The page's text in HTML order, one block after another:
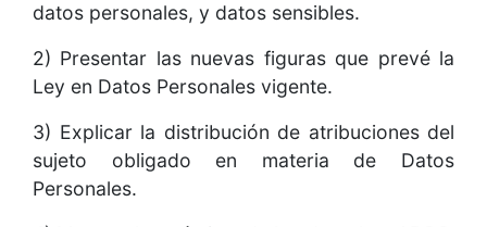
datos personales, y datos sensibles.
2) Presentar las nuevas figuras que prevé la
Ley en Datos Personales vigente.
3) Explicar la distribución de atribuciones del
sujeto obligado en materia de Datos
Personales.